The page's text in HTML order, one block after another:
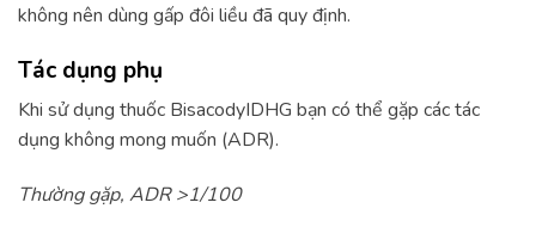
không nên dùng gấp đôi liều đã quy định.
Tác dụng phụ
Khi sử dụng thuốc BisacodyIDHG bạn có thể gặp các tác
dụng không mong muốn (ADR).
Thường gặp, ADR >1/100